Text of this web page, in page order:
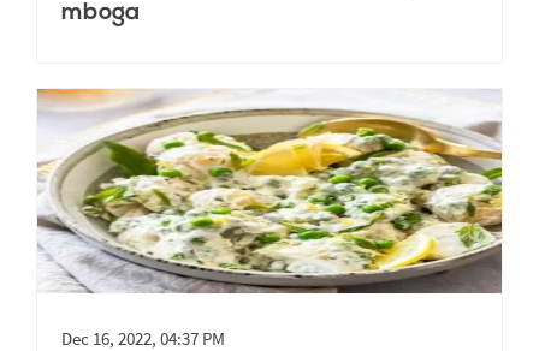
mboga
Dec 16, 2022, 04:37 PM